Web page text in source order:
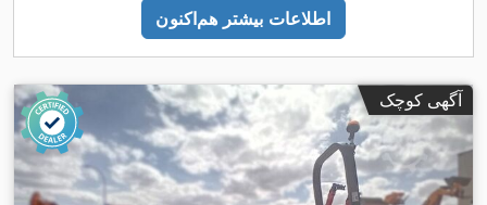
اطلاعات بیشتر هم‌اکنون
آگهی کوچک